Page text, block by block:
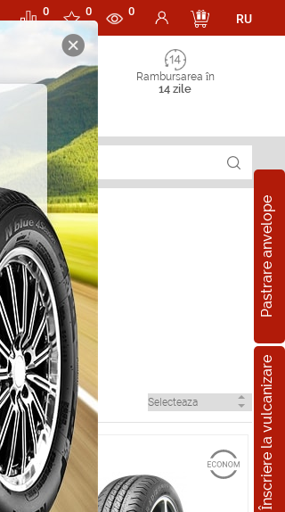
0 0 0
RU
Rambursarea în
14 zile
Pastrare anvelope
Înscriere la vulcanizare